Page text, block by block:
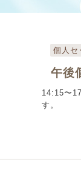
個人セ
午後
14:15〜
す。